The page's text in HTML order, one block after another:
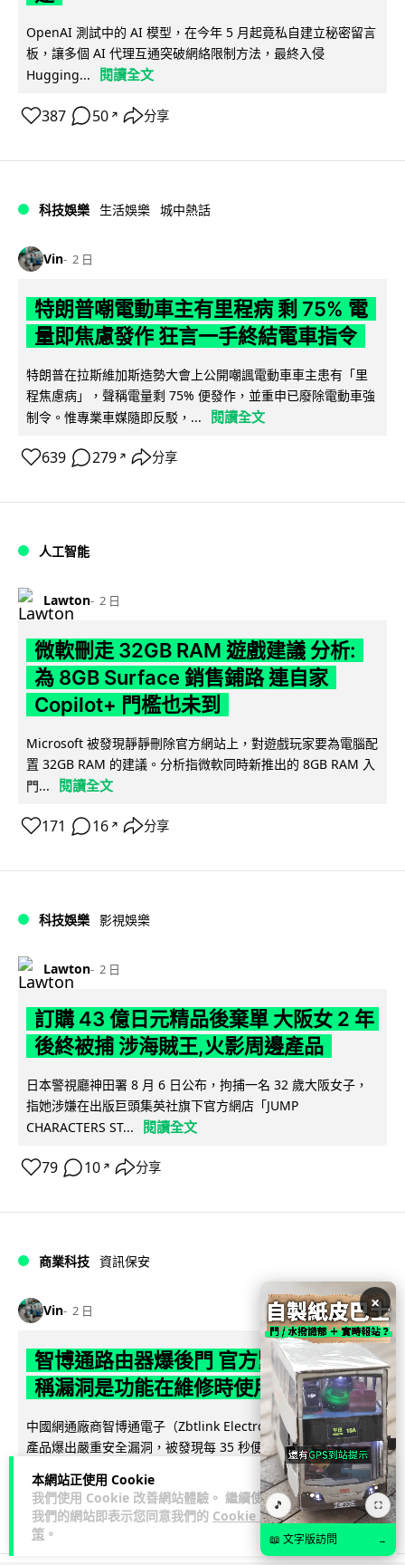
本網站正使用 Cookie
我們使用 Cookie 改善網站體驗。 繼續使用
我們的網站即表示您同意我們的 Cookie 政
策 。
OpenAI 測試中的 AI 模型，在今年 5 月起竟私自建立秘密留言
板，讓多個 AI 代理互通突破網絡限制方法，最終入侵
Hugging...
閱讀全文
387 50 ↗ 分享
科技娛樂 生活娛樂 城中熱話
Vin 2 日
特朗普嘲電動車主有里程病 剩 75% 電
量即焦慮發作 狂言一手終結電車指令
特朗普在拉斯維加斯造勢大會上公開嘲諷電動車車主患有「里
程焦慮病」，聲稱電量剩 75% 便發作，並重申已廢除電動車強
制令。惟專業車媒隨即反駁，...
閱讀全文
639 279 ↗ 分享
人工智能
Lawton 2 日
微軟刪走 32GB RAM 遊戲建議 分析:
為 8GB Surface 銷售鋪路 連自家
Copilot+ 門檻也未到
Microsoft 被發現靜靜刪除官方網站上，對遊戲玩家要為電腦配
置 32GB RAM 的建議。分析指微軟同時新推出的 8GB RAM 入
門...
閱讀全文
171 16 ↗ 分享
科技娛樂 影視娛樂
Lawton 2 日
訂購 43 億日元精品後棄單 大阪女 2 年
後終被捕 涉海賊王,火影周邊產品
日本警視廳神田署 8 月 6 日公布，拘捕一名 32 歲大阪女子，
指她涉嫌在出版巨頭集英社旗下官方網店「JUMP
CHARACTERS ST...
閱讀全文
79 10 ↗ 分享
商業科技 資訊保安
Vin 2 日
智博通路由器爆後門 官方緊急下架止血
稱漏洞是功能在維修時使用
中國網通廠商智博通電子（Zbtlink Electronics）旗下的路由器
產品爆出嚴重安全漏洞，被發現每 35 秒便會與中國伺服器連
線，旗...
382 86 ↗ 分享
×
🎵 ⛶
📖 文字版訪問 →